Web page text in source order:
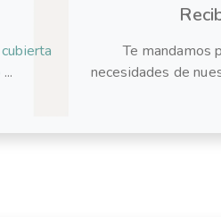
...
Te mandamos
necesidades de